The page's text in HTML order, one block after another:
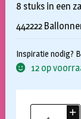
8 stuks in een
442222
Inspiratie nodig?
12 op
Ballonnen